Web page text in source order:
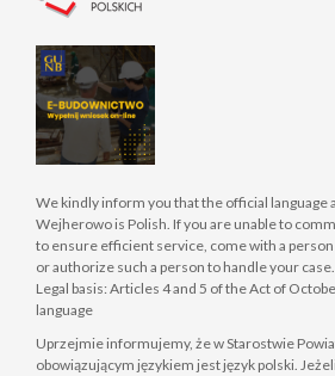
We kindly inform you that the official language
Wejherowo is Polish. If you are unable to
to ensure efficient service, come with a person
or authorize such a person to handle your case.
Legal basis: Articles 4 and 5 of the Act of
language
Uprzejmie informujemy, że w Starostwie
obowiązującym językiem jest język polski.